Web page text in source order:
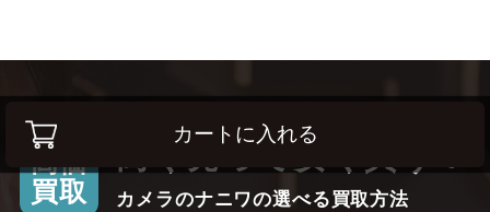
カートに入れる
高価
買取
カメラのナニワの選べる買取方法